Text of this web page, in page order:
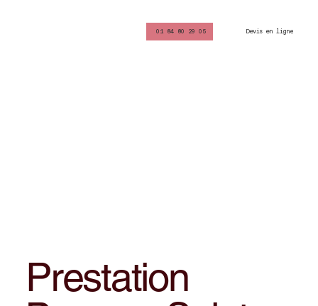
01 84 80 29 05 Devis en ligne
Prestation